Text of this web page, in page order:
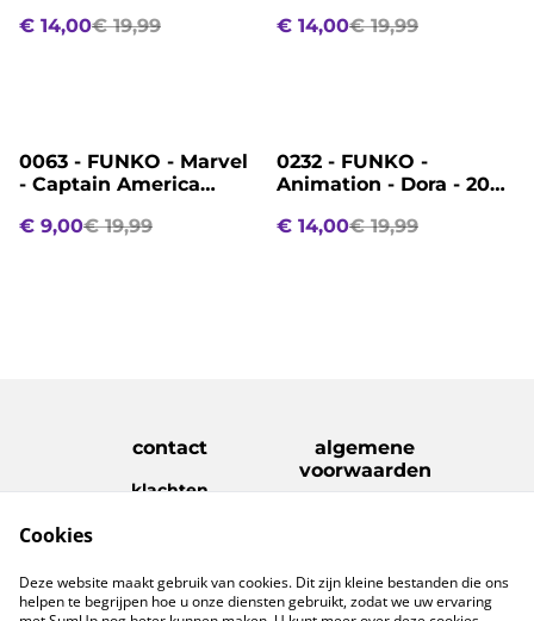
€ 14,00€ 19,99
€ 14,00€ 19,99
%
0063 - FUNKO - Marvel
- Captain America
- The Leader
€ 9,00€ 19,99
%
0232 - FUNKO -
Animation - Dora - 2005
€ 14,00€ 19,99
contact
klachten
algemene
voorwaarden
verzenden &
retouren
Cookies
Deze website maakt gebruik van cookies. Dit zijn kleine bestanden die ons
helpen te begrijpen hoe u onze diensten gebruikt, zodat we uw ervaring